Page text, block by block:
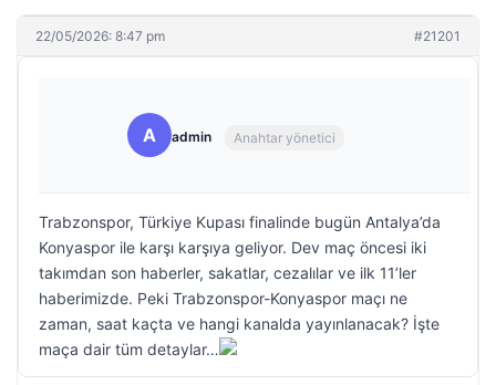
22/05/2026: 8:47 pm #21201
A admin Anahtar yönetici
Trabzonspor, Türkiye Kupası finalinde bugün Antalya’da
Konyaspor ile karşı karşıya geliyor. Dev maç öncesi iki
takımdan son haberler, sakatlar, cezalılar ve ilk 11’ler
haberimizde. Peki Trabzonspor-Konyaspor maçı ne
zaman, saat kaçta ve hangi kanalda yayınlanacak? İşte
maça dair tüm detaylar…